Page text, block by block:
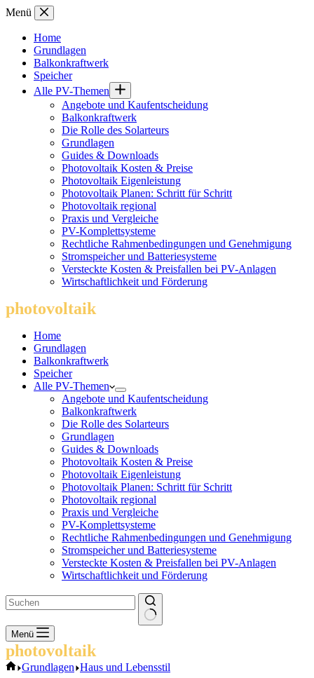
Zum
springen
Menü
Home
Grundlagen
Balkonkraftwerk
Speicher
Alle PV-Themen
Angebote und Kaufentscheidung
Balkonkraftwerk
Die Rolle des Solarteurs
Grundlagen
Guides & Downloads
Photovoltaik Kosten & Preise
Photovoltaik Eigenleistung
Photovoltaik Planen: Schritt für Schritt
Photovoltaik regional
Praxis und Vergleiche
PV-Komplettsysteme
Rechtliche Rahmenbedingungen und Genehmigung
Stromspeicher und Batteriesysteme
Versteckte Kosten & Preisfallen bei PV-Anlagen
Wirtschaftlichkeit und Förderung
photovoltaik
Home
Grundlagen
Balkonkraftwerk
Speicher
Alle PV-Themen
Angebote und Kaufentscheidung
Balkonkraftwerk
Die Rolle des Solarteurs
Grundlagen
Guides & Downloads
Photovoltaik Kosten & Preise
Photovoltaik Eigenleistung
Photovoltaik Planen: Schritt für Schritt
Photovoltaik regional
Praxis und Vergleiche
PV-Komplettsysteme
Rechtliche Rahmenbedingungen und Genehmigung
Stromspeicher und Batteriesysteme
Versteckte Kosten & Preisfallen bei PV-Anlagen
Wirtschaftlichkeit und Förderung
Keine
Ergebnisse
Menü
photovoltaik
Start
Grundlagen Haus und Lebensstil